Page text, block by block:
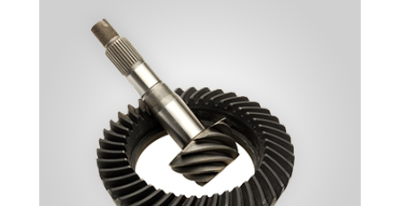
AYNA MAHRUTI DIŞLILERI